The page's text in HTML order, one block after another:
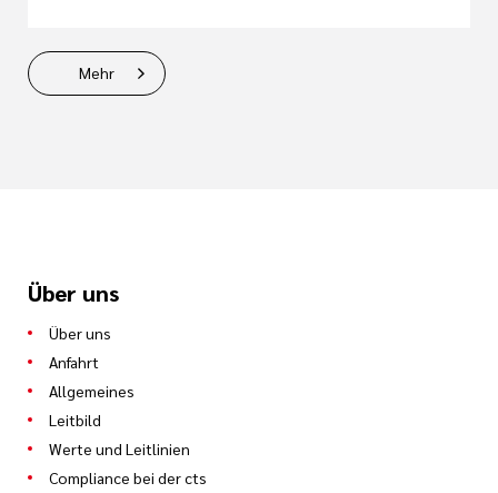
Mehr
Über uns
Über uns
Anfahrt
Allgemeines
Leitbild
Werte und Leitlinien
Compliance bei der cts